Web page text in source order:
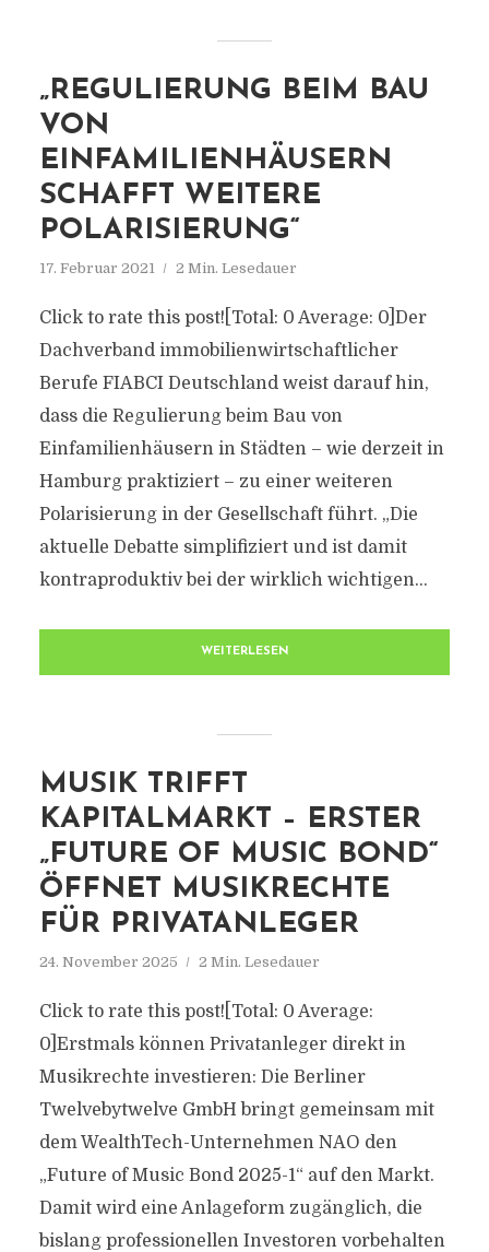
„REGULIERUNG BEIM BAU
VON
EINFAMILIENHÄUSERN
SCHAFFT WEITERE
POLARISIERUNG“
17. Februar 2021 2 Min. Lesedauer
Click to rate this post![Total: 0 Average: 0]Der
Dachverband immobilienwirtschaftlicher
Berufe FIABCI Deutschland weist darauf hin,
dass die Regulierung beim Bau von
Einfamilienhäusern in Städten – wie derzeit in
Hamburg praktiziert – zu einer weiteren
Polarisierung in der Gesellschaft führt. „Die
aktuelle Debatte simplifiziert und ist damit
kontraproduktiv bei der wirklich wichtigen...
WEITERLESEN
MUSIK TRIFFT
KAPITALMARKT – ERSTER
„FUTURE OF MUSIC BOND“
ÖFFNET MUSIKRECHTE
FÜR PRIVATANLEGER
24. November 2025 2 Min. Lesedauer
Click to rate this post![Total: 0 Average:
0]Erstmals können Privatanleger direkt in
Musikrechte investieren: Die Berliner
Twelvebytwelve GmbH bringt gemeinsam mit
dem WealthTech-Unternehmen NAO den
„Future of Music Bond 2025-1“ auf den Markt.
Damit wird eine Anlageform zugänglich, die
bislang professionellen Investoren vorbehalten